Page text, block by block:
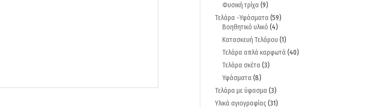
Φυσική τρίχα (9)
Τελάρα -Υφάσματα (59)
Βοηθητικό υλικό (4)
Κατασκευή Τελάρου (1)
Τελάρα απλά καρφωτά (40)
Τελάρα σκέτα (3)
Υφάσματα (8)
Τελάρα με ύφασμα (3)
Υλικά αγιογραφίας (31)